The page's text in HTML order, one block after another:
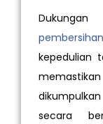
kepedulian
secara